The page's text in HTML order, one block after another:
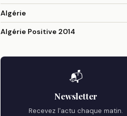
Algérie
Algérie Positive 2014
📬
Newsletter
Recevez l'actu chaque matin.